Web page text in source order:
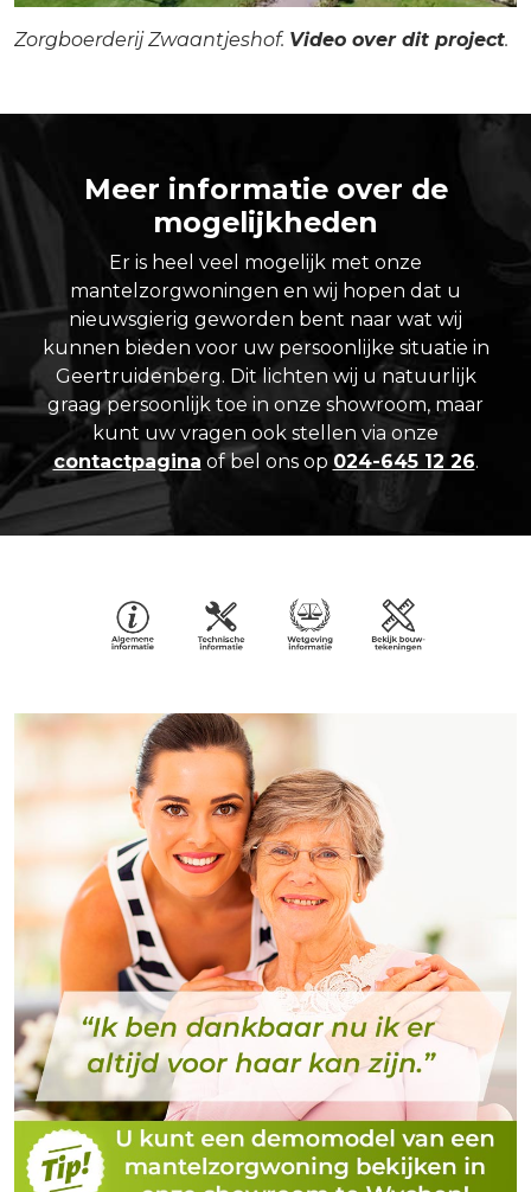
Zorgboerderij Zwaantjeshof. Video over dit project.
Meer informatie over de
mogelijkheden
Er is heel veel mogelijk met onze
mantelzorgwoningen en wij hopen dat u
nieuwsgierig geworden bent naar wat wij
kunnen bieden voor uw persoonlijke situatie in
Geertruidenberg. Dit lichten wij u natuurlijk
graag persoonlijk toe in onze showroom, maar
kunt uw vragen ook stellen via onze
contactpagina of bel ons op 024-645 12 26.